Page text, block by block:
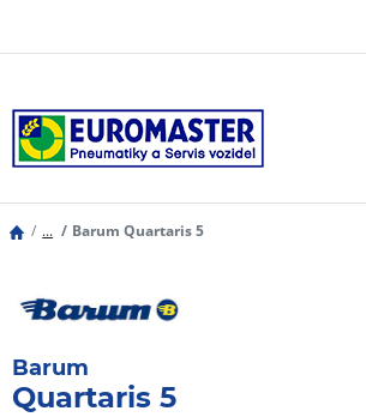
... Barum Quartaris 5
Barum
Quartaris 5